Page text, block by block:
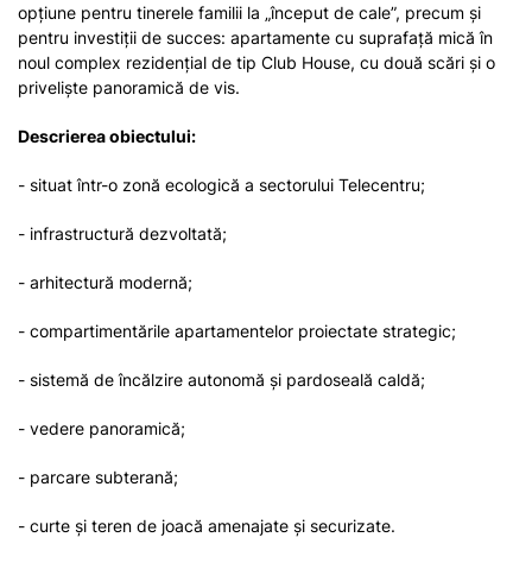
opțiune pentru tinerele familii la „început de cale”, precum și
pentru investiții de succes: apartamente cu suprafață mică în
noul complex rezidențial de tip Club House, cu două scări și o
priveliște panoramică de vis.
Descrierea obiectului:
- situat într-o zonă ecologică a sectorului Telecentru;
- infrastructură dezvoltată;
- arhitectură modernă;
- compartimentările apartamentelor proiectate strategic;
- sistemă de încălzire autonomă și pardoseală caldă;
- vedere panoramică;
- parcare subterană;
- curte și teren de joacă amenajate și securizate.